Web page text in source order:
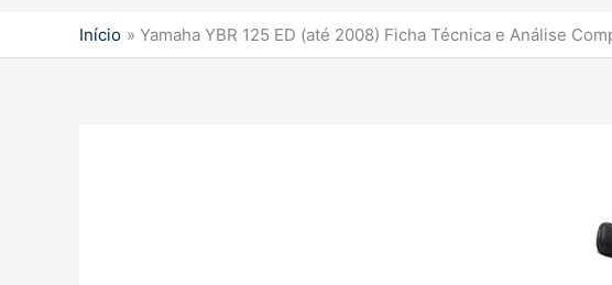
Início Yamaha YBR 125 ED (até 2008) Ficha Técnica e Análise